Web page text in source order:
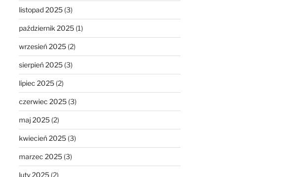
listopad 2025(3)
październik 2025(1)
wrzesień 2025(2)
sierpień 2025(3)
lipiec 2025(2)
czerwiec 2025(3)
maj 2025(2)
kwiecień 2025(3)
marzec 2025(3)
luty 2025(2)